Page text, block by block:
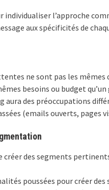
l’approche
aux spécificités de
ne sont pas les mêmes
besoins ou budget
aura des préoccupations
(emails ouverts, pages
des segments
poussées pour créer des